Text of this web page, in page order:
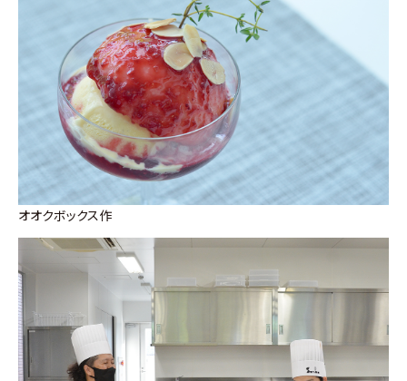
オオクボックス作